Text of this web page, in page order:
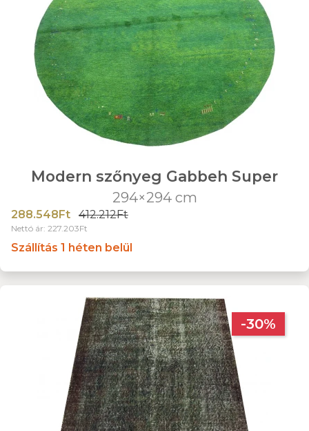
Modern szőnyeg Gabbeh Super
294×294 cm
288.548Ft 412.212Ft
Nettó ár: 227.203Ft
Szállítás 1 héten belül
-30%